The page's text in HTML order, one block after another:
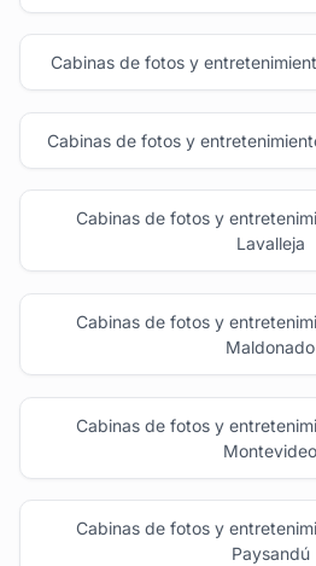
Cabinas de fotos y
Cabinas de fotos y
Cabinas de fotos y
Lavalleja
Cabinas de fotos y
Maldonado
Cabinas de fotos y
Montevideo
Cabinas de fotos y
Paysandú